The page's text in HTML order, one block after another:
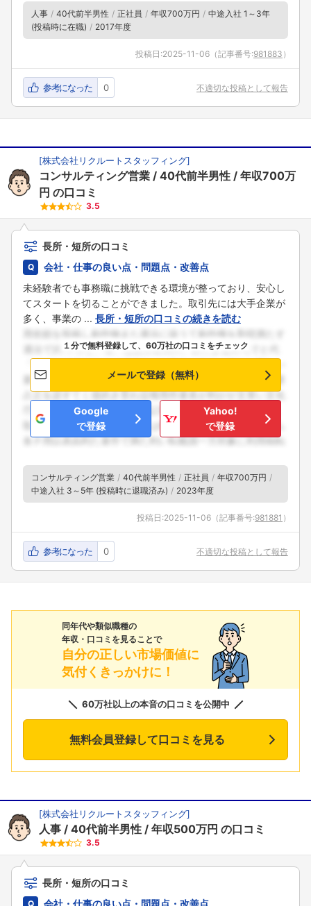
人事 40代前半男性 正社員 年収700万円
中途入社 1～3年
(投稿時に在職)
2017年度
投稿日:2025-11-06 （記事番号:981883 ）
参考になった 0 不適切な投稿として報告
[株式会社リクルートスタッフィング]
コンサルティング営業 40代前半男性
年収700万
円 の口コミ
3.5
長所・短所の口コミ
会社・仕事の良い点・問題点・改善点
未経験者でも事務職に挑戦できる環境が整っており、安心し
てスタートを切ることができました。取引先には大手企業が
多く、事業の ... 長所・短所の口コミの続きを読む
１分で無料登録して、60万社の口コミをチェック
メールで登録（無料）
Google
で登録
Yahoo!
で登録
コンサルティング営業 40代前半男性 正社員
年収700万円
中途入社 3～5年 (投稿時に退職済み)
2023年度
投稿日:2025-11-06 （記事番号:981881 ）
参考になった 0 不適切な投稿として報告
同年代や類似職種の
年収・口コミを見ることで
自分の正しい市場価値に
気付くきっかけに！
60万社以上の本音の口コミを公開中
無料会員登録して口コミを見る
[株式会社リクルートスタッフィング]
人事 40代前半男性 年収500万円 の口コミ
3.5
長所・短所の口コミ
会社・仕事の良い点・問題点・改善点